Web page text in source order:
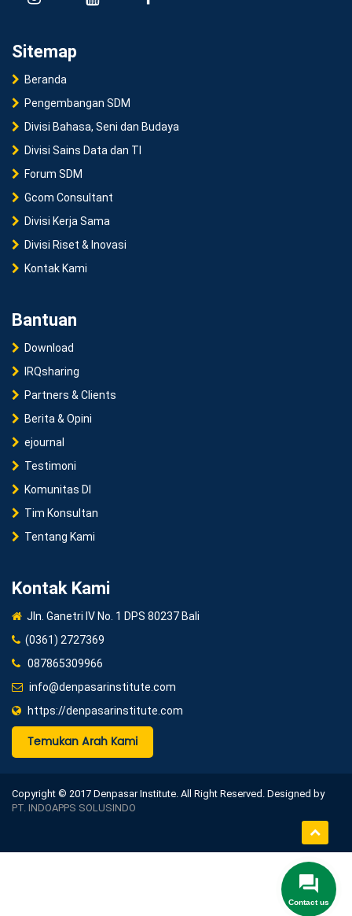
Sitemap
Beranda
Pengembangan SDM
Divisi Bahasa, Seni dan Budaya
Divisi Sains Data dan TI
Forum SDM
Gcom Consultant
Divisi Kerja Sama
Divisi Riset & Inovasi
Kontak Kami
Bantuan
Download
IRQsharing
Partners & Clients
Berita & Opini
ejournal
Testimoni
Komunitas DI
Tim Konsultan
Tentang Kami
Kontak Kami
Jln. Ganetri IV No. 1 DPS 80237 Bali
(0361) 2727369
087865309966
info@denpasarinstitute.com
https://denpasarinstitute.com
Temukan Arah Kami
Copyright © 2017 Denpasar Institute. All Right Reserved. Designed by
PT. INDOAPPS SOLUSINDO
Contact us